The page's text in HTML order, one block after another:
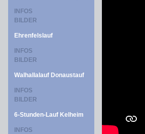
INFOS
BILDER
Ehrenfelslauf
INFOS
BILDER
Walhallalauf Donaustauf
INFOS
BILDER
6-Stunden-Lauf Kelheim
INFOS